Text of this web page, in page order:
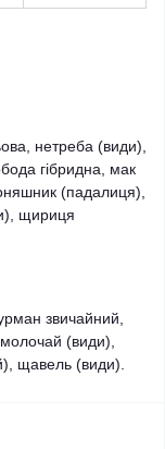
нетреба (види),
гібридна, мак
(падалиця),
щириця
звичайний,
(види),
щавель (види).